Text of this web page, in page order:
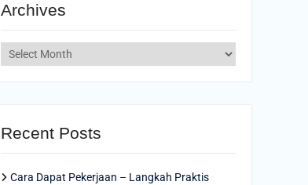
Archives
Archives
Recent Posts
Cara Dapat Pekerjaan – Langkah Praktis